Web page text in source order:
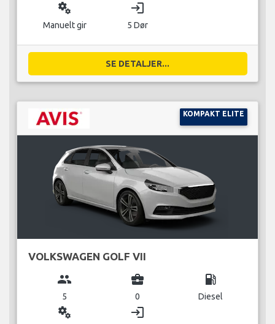
miscellaneous_services
Manuelt gir
login
5 Dør
SE DETALJER...
KOMPAKT ELITE
VOLKSWAGEN GOLF VII
group
5
business_center
0
local_gas_station
Diesel
miscellaneous_services login